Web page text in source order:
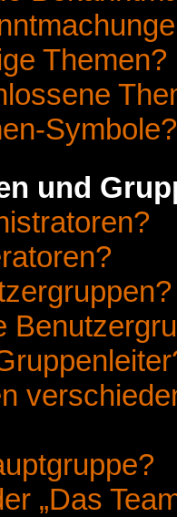
Themen?
Symbole?
und
„Das